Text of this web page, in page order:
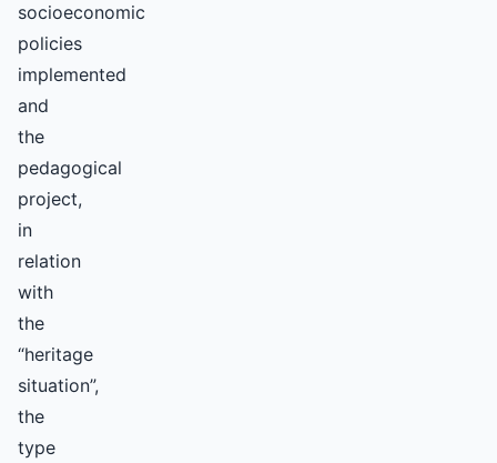
socioeconomic
policies
implemented
and
the
pedagogical
project,
in
relation
with
the
“heritage
situation”,
the
type